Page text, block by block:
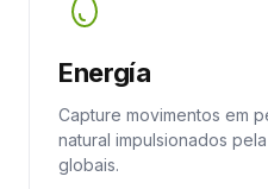
Energía
Capture movimentos em
natural impulsionados
globais.